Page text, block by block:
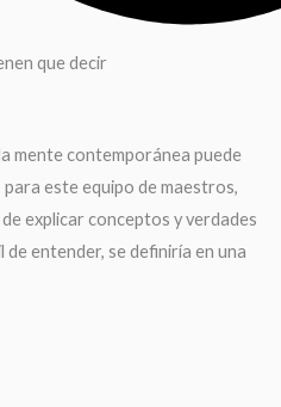
que decir
mente contemporánea puede
este equipo de maestros,
explicar conceptos y verdades
entender, se definiría en una